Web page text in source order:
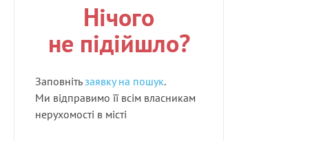
Нічого
не підійшло?
Заповнітьзаявку на пошук.
Ми відправимо її всім власникам
нерухомості в місті